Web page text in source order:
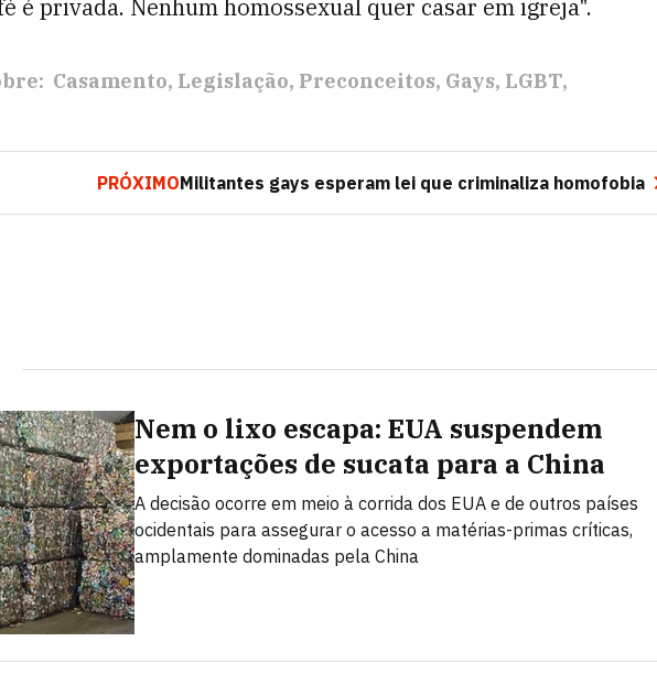
é privada. Nenhum homossexual quer casar em igreja".
Casamento Legislação Preconceitos Gays LGBT
PRÓXIMOMilitantes gays esperam lei que criminaliza homofobia
Nem o lixo escapa: EUA suspendem
exportações de sucata para a China
A decisão ocorre em meio à corrida dos EUA e de outros países
ocidentais para assegurar o acesso a matérias-primas críticas,
amplamente dominadas pela China